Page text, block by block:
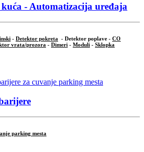
kuća - Automatizacija uređaja
- Detektor pokreta - Detektor poplave - CO
vrata/prozora - Dimeri - Moduli - Sklopka
parking mesta